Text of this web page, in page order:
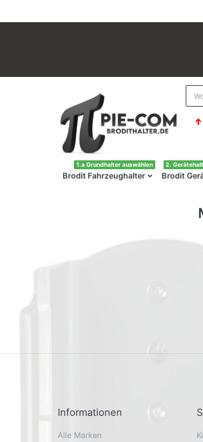
Brodit Fahrzeughalter
1.a Grundhalter auswählen
Brodit
2.
Informationen
Alle Marken